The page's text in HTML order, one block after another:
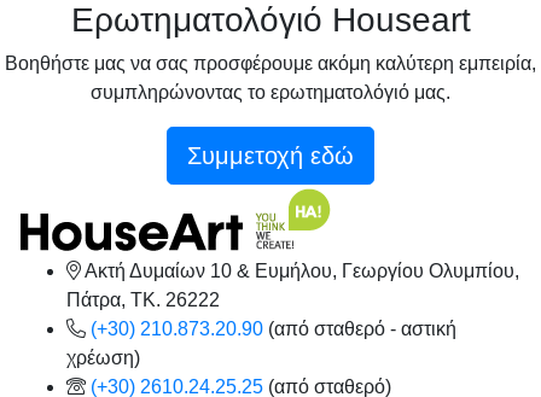
Ερωτηματολόγιό Houseart
Βοηθήστε μας να σας προσφέρουμε ακόμη καλύτερη εμπειρία,
συμπληρώνοντας το ερωτηματολόγιό μας.
Συμμετοχή εδώ
Ακτή Δυμαίων 10 & Ευμήλου, Γεωργίου Ολυμπίου,
Πάτρα, TK. 26222
(+30) 210.873.20.90 (από σταθερό - αστική
χρέωση)
(+30) 2610.24.25.25 (από σταθερό)